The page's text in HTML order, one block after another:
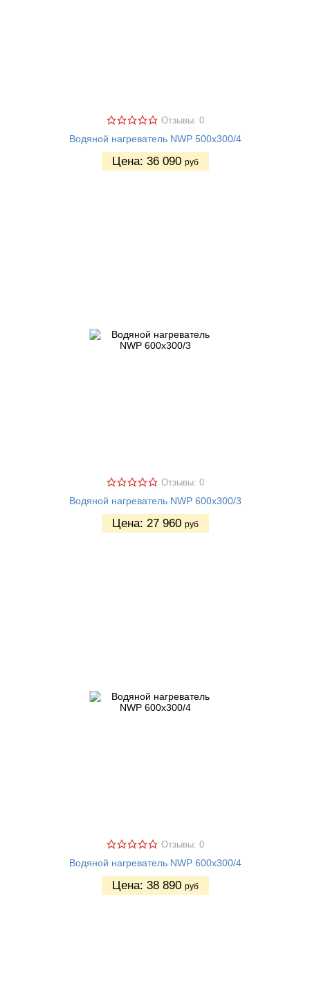
Отзывы: 0
Водяной нагреватель NWP 500х300/4
Цена: 36 090 руб
Отзывы: 0
Водяной нагреватель NWP 600х300/3
Цена: 27 960 руб
Отзывы: 0
Водяной нагреватель NWP 600х300/4
Цена: 38 890 руб